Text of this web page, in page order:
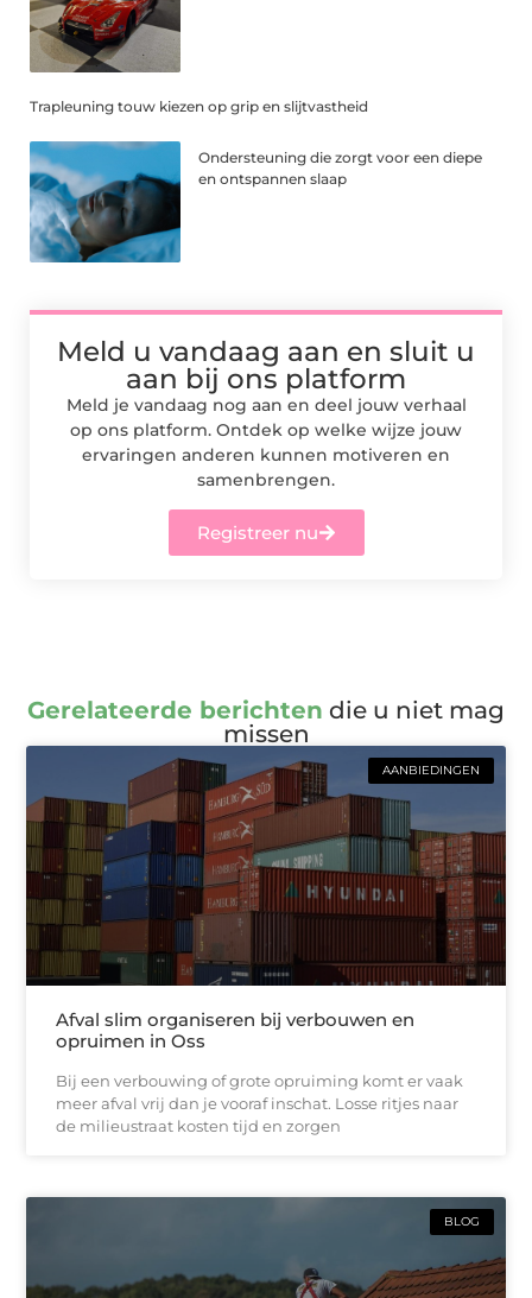
Trapleuning touw kiezen op grip en slijtvastheid
Ondersteuning die zorgt voor een diepe
en ontspannen slaap
Meld u vandaag aan en sluit u
aan bij ons platform
Meld je vandaag nog aan en deel jouw verhaal
op ons platform. Ontdek op welke wijze jouw
ervaringen anderen kunnen motiveren en
samenbrengen.
Registreer nu
Gerelateerde berichten die u niet mag
missen
AANBIEDINGEN
Afval slim organiseren bij verbouwen en
opruimen in Oss
Bij een verbouwing of grote opruiming komt er vaak
meer afval vrij dan je vooraf inschat. Losse ritjes naar
de milieustraat kosten tijd en zorgen
BLOG